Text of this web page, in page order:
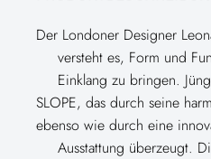
Der Londoner Designer
versteht es, Form und
Einklang zu bringen.
SLOPE, das durch seine
ebenso wie durch eine
Ausstattung überzeugt.